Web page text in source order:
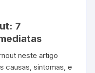
7
neste artigo
causas, sintomas, e